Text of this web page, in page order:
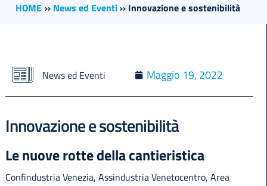
HOME ›› News ed Eventi›› Innovazione e sostenibilità
News ed Eventi Maggio 19, 2022
Innovazione e sostenibilità
Le nuove rotte della cantieristica
Confindustria Venezia, Assindustria Venetocentro, Area